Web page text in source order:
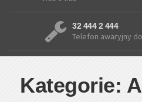
32 444 2 444
Telefon awaryjny
Kategorie: